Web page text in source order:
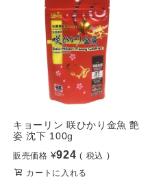
キョーリン 咲ひかり金魚 艶
姿 沈下 100g
販売価格 ¥924
税込
カートに入れる